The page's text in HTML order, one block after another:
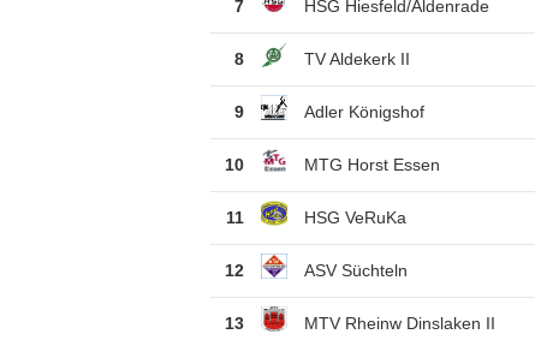
7 HSG Hiesfeld/Aldenrade
8 TV Aldekerk II
9 Adler Königshof
10 MTG Horst Essen
11 HSG VeRuKa
12 ASV Süchteln
13 MTV Rheinw Dinslaken II